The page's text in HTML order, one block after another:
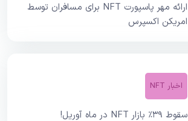
ارائه مهر پاسپورت NFT برای مسافران توسط
امریکن اکسپرس
اخبار NFT
سقوط ۳۹٪ بازار NFT در ماه آوریل!